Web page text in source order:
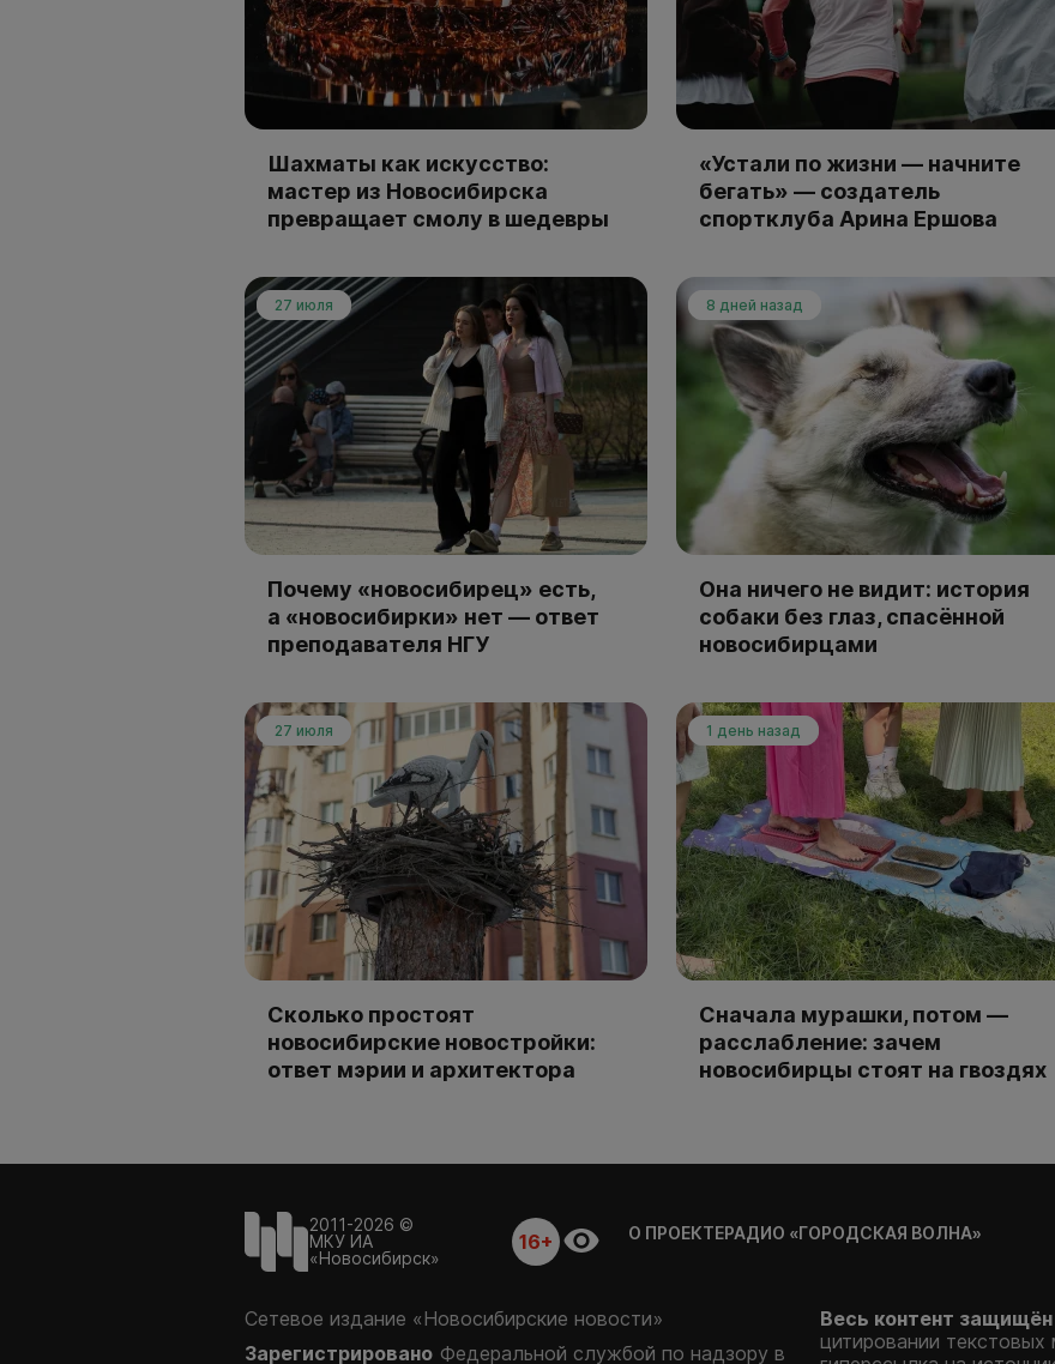
Шахматы как искусство:
мастер из Новосибирска
превращает смолу в шедевры
«Устали по жизни — начните
бегать» — создатель
спортклуба Арина Ершова
27 июля
Почему «новосибирец» есть,
а «новосибирки» нет — ответ
преподавателя НГУ
8 дней назад
Она ничего не видит: история
собаки без глаз, спасённой
новосибирцами
27 июля
Сколько простоят
новосибирские новостройки:
ответ мэрии и архитектора
1 день назад
Сначала мурашки, потом —
расслабление: зачем
новосибирцы стоят на гвоздях
2011-2026 ©
МКУ ИА
«Новосибирск»
16+ О ПРОЕКТЕРАДИО «ГОРОДСКАЯ ВОЛНА»
Сетевое издание «Новосибирские новости»
Зарегистрировано Федеральной службой по надзору в
Весь контент
цитировании текстовых